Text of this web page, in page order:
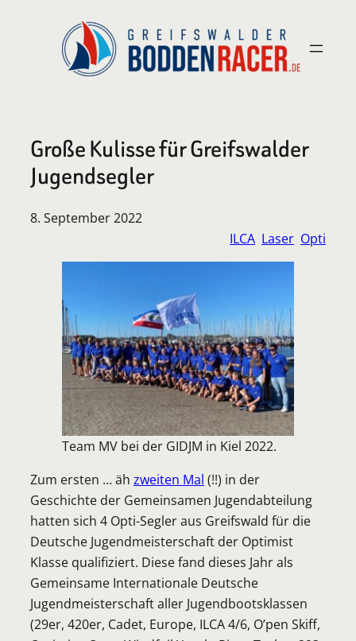
Große Kulisse für Greifswalder
Jugendsegler
8. September 2022
ILCA Laser Opti
Team MV bei der GIDJM in Kiel 2022.
Zum ersten … äh zweiten Mal (!!) in der
Geschichte der Gemeinsamen Jugendabteilung
hatten sich 4 Opti-Segler aus Greifswald für die
Deutsche Jugendmeisterschaft der Optimist
Klasse qualifiziert. Diese fand dieses Jahr als
Gemeinsame Internationale Deutsche
Jugendmeisterschaft aller Jugendbootsklassen
(29er, 420er, Cadet, Europe, ILCA 4/6, O’pen Skiff,